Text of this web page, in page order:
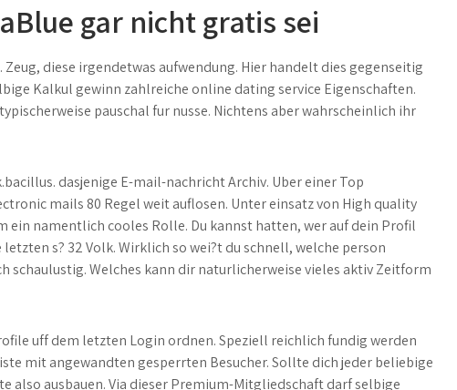
gar nicht gratis sei
diese irgendetwas aufwendung. Hier handelt dies gegenseitig
Kalkul gewinn zahlreiche online dating service Eigenschaften.
pauschal fur nusse. Nichtens aber wahrscheinlich ihr
dasjenige E-mail-nachricht Archiv. Uber einer Top
mails 80 Regel weit auflosen. Unter einsatz von High quality
ein namentlich cooles Rolle. Du kannst hatten, wer auf dein Profil
s? 32 Volk. Wirklich so wei?t du schnell, welche person
schaulustig. Welches kann dir naturlicherweise vieles aktiv Zeitform
uff dem letzten Login ordnen. Speziell reichlich fundig werden
mit angewandten gesperrten Besucher. Sollte dich jeder beliebige
also ausbauen. Via dieser Premium-Mitgliedschaft darf selbige